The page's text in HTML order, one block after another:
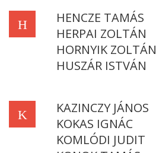
H
HENCZE TAMÁS
HERPAI ZOLTÁN
HORNYIK ZOLTÁN
HUSZÁR ISTVÁN
K
KAZINCZY JÁNOS
KOKAS IGNÁC
KOMLÓDI JUDIT